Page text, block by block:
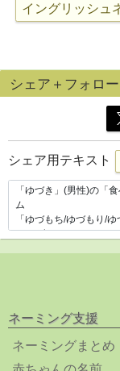
イングリッシュ
シェア＋フォロー
シェア用テキスト
ネーミング支援
ネーミングまとめ